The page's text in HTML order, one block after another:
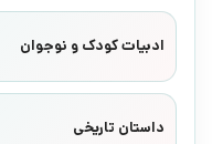
ادبیات کودک و نوجوان
داستان تاریخی